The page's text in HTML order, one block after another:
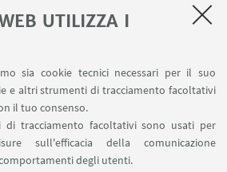
UTILIZZA I
sia cookie tecnici necessari per il suo
e altri strumenti di tracciamento facoltativi
il tuo consenso.
tracciamento facoltativi sono usati per
sull'efficacia della comunicazione
degli utenti.